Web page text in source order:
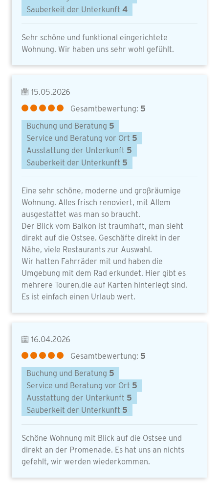
Sauberkeit der Unterkunft 4
Sehr schöne und funktional eingerichtete
Wohnung. Wir haben uns sehr wohl gefühlt.
15.05.2026
Gesamtbewertung: 5
Buchung und Beratung 5
Service und Beratung vor Ort 5
Ausstattung der Unterkunft 5
Sauberkeit der Unterkunft 5
Eine sehr schöne, moderne und großräumige
Wohnung. Alles frisch renoviert, mit Allem
ausgestattet was man so braucht.
Der Blick vom Balkon ist traumhaft, man sieht
direkt auf die Ostsee. Geschäfte direkt in der
Nähe, viele Restaurants zur Auswahl.
Wir hatten Fahrräder mit und haben die
Umgebung mit dem Rad erkundet. Hier gibt es
mehrere Touren,die auf Karten hinterlegt sind.
Es ist einfach einen Urlaub wert.
16.04.2026
Gesamtbewertung: 5
Buchung und Beratung 5
Service und Beratung vor Ort 5
Ausstattung der Unterkunft 5
Sauberkeit der Unterkunft 5
Schöne Wohnung mit Blick auf die Ostsee und
direkt an der Promenade. Es hat uns an nichts
gefehlt, wir werden wiederkommen.